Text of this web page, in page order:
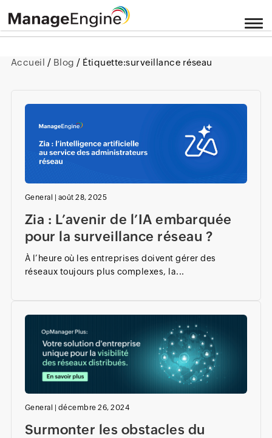
Accueil / Blog / Étiquette:surveillance réseau
General | août 28, 2025
Zia : L’avenir de l’IA embarquée
pour la surveillance réseau ?
À l’heure où les entreprises doivent gérer des
réseaux toujours plus complexes, la...
General | décembre 26, 2024
Surmonter les obstacles du